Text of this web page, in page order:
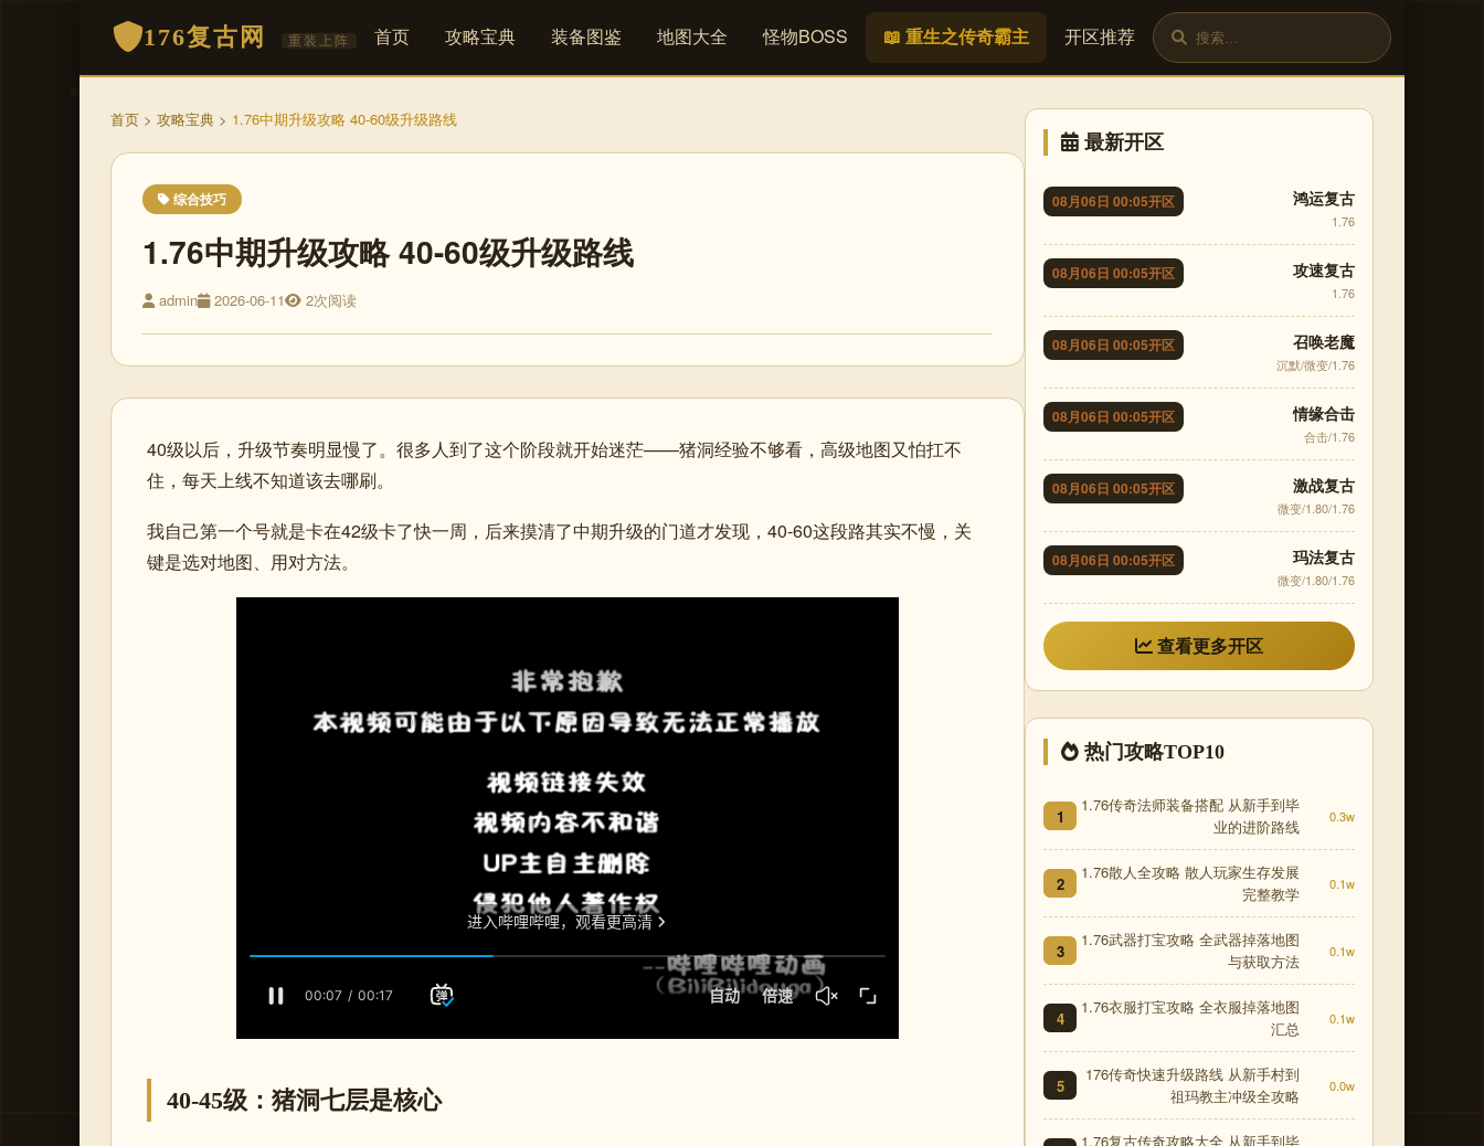
176复古网 重装上阵 首页 攻略宝典 装备图鉴 地图大全 怪物BOSS 📖 重生之传奇霸主 开区推荐
首页 > 攻略宝典 > 1.76中期升级攻略 40-60级升级路线
综合技巧
1.76中期升级攻略 40-60级升级路线
admin 2026-06-11 2次阅读
40级以后，升级节奏明显慢了。很多人到了这个阶段就开始迷茫——猪洞经验不够看，高级地图又怕扛不
住，每天上线不知道该去哪刷。
我自己第一个号就是卡在42级卡了快一周，后来摸清了中期升级的门道才发现，40-60这段路其实不慢，关
键是选对地图、用对方法。
40-45级：猪洞七层是核心
最新开区
08月06日 00:05开区 鸿运复古
1.76
08月06日 00:05开区 攻速复古
1.76
08月06日 00:05开区 召唤老魔
沉默/微变/1.76
08月06日 00:05开区 情缘合击
合击/1.76
08月06日 00:05开区 激战复古
微变/1.80/1.76
08月06日 00:05开区 玛法复古
微变/1.80/1.76
查看更多开区
热门攻略TOP10
1
1.76传奇法师装备搭配 从新手到毕
业的进阶路线
0.3w
2
1.76散人全攻略 散人玩家生存发展
完整教学
0.1w
3
1.76武器打宝攻略 全武器掉落地图
与获取方法
0.1w
4
1.76衣服打宝攻略 全衣服掉落地图
汇总
0.1w
5
176传奇快速升级路线 从新手村到
祖玛教主冲级全攻略
0.0w
1.76复古传奇攻略大全 从新手到毕